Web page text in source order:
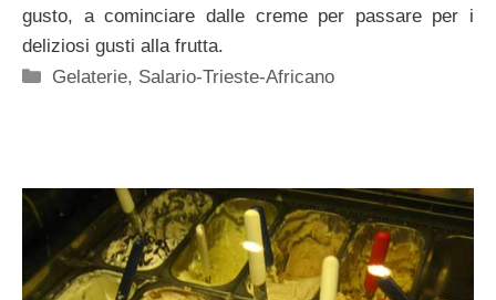
gusto, a cominciare dalle creme per passare per i
deliziosi gusti alla frutta.
Categorie
Gelaterie, Salario-Trieste-Africano